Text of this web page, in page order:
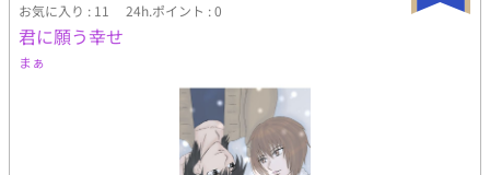
お気に入り : 11 24h.ポイント : 0
君に願う幸せ
まぁ